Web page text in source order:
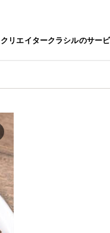
クリエイタークラシルのサー